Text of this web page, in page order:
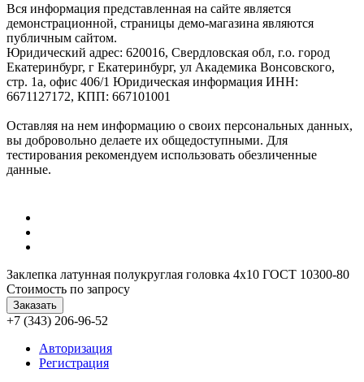
Вся информация представленная на сайте является
демонстрационной, страницы демо-магазина являются
публичным сайтом.
Юридический адрес: 620016, Свердловская обл, г.о. город
Екатеринбург, г Екатеринбург, ул Академика Вонсовского,
стр. 1а, офис 406/1 Юридическая информация ИНН:
6671127172, КПП: 667101001
Оставляя на нем информацию о своих персональных данных,
вы добровольно делаете их общедоступными. Для
тестирования рекомендуем использовать обезличенные
данные.
Заклепка латунная полукруглая головка 4x10 ГОСТ 10300-80
Стоимость по запросу
Заказать
+7 (343) 206-96-52
Авторизация
Регистрация